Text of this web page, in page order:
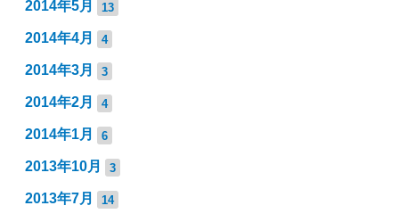
2014年5月 13
2014年4月 4
2014年3月 3
2014年2月 4
2014年1月 6
2013年10月 3
2013年7月 14